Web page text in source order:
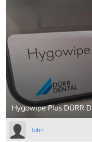
Hygowipe Plus DÜRR
John